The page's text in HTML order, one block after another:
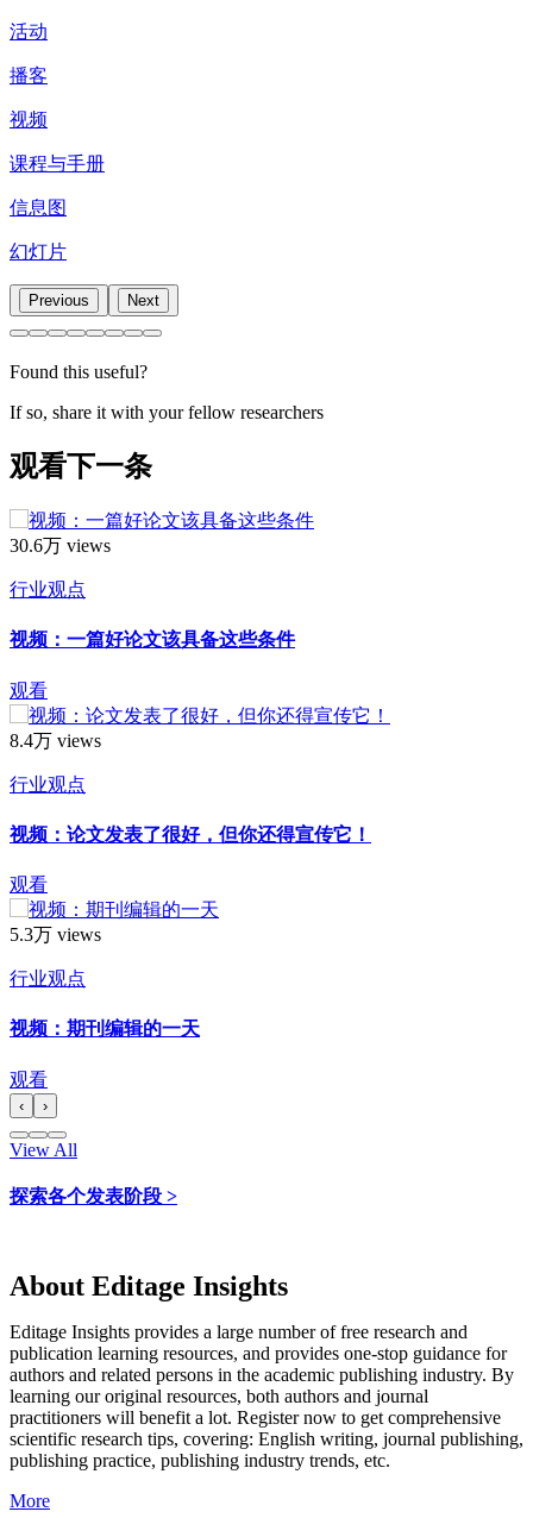
活动
播客
视频
课程与手册
信息图
幻灯片
Previous Next
Found this useful?
If so, share it with your fellow researchers
观看下一条
30.6万 views
行业观点
视频：一篇好论文该具备这些条件
观看
8.4万 views
行业观点
视频：论文发表了很好，但你还得宣传它！
观看
5.3万 views
行业观点
视频：期刊编辑的一天
观看
‹ ›
View All
探索各个发表阶段 >
About Editage Insights
Editage Insights provides a large number of free research and
publication learning resources, and provides one-stop guidance for
authors and related persons in the academic publishing industry. By
learning our original resources, both authors and journal
practitioners will benefit a lot. Register now to get comprehensive
scientific research tips, covering: English writing, journal publishing,
publishing practice, publishing industry trends, etc.
More